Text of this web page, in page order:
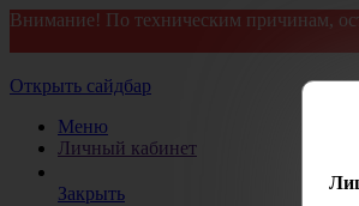
Внимание! По техническим причинам,
Открыть сайдбар
Меню
Личный кабинет
Закрыть